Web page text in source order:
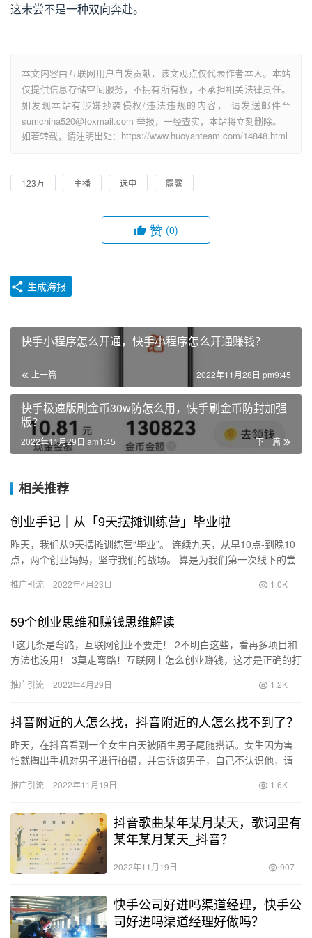
这未尝不是一种双向奔赴。
本文内容由互联网用户自发贡献，该文观点仅代表作者本人。本站
仅提供信息存储空间服务，不拥有所有权，不承担相关法律责任。
如发现本站有涉嫌抄袭侵权/违法违规的内容， 请发送邮件至
sumchina520@foxmail.com 举报，一经查实，本站将立刻删除。
如若转载，请注明出处：https://www.huoyanteam.com/14848.html
123万 主播 选中 露露
赞 (0)
生成海报
快手小程序怎么开通，快手小程序怎么开通赚钱？
上一篇 2022年11月28日 pm9:45
快手极速版刷金币30w防怎么用，快手刷金币防封加强
版？
下一篇
2022年11月29日 am1:45
相关推荐
创业手记｜从「9天摆摊训练营」毕业啦
昨天，我们从9天摆摊训练营“毕业”。 连续九天，从早10点-到晚10
点，两个创业妈妈，坚守我们的战场。 算是为我们第一次线下的尝
推广引流 2022年4月23日 1.0K
59个创业思维和赚钱思维解读
1这几条是弯路，互联网创业不要走！ 2不明白这些，看再多项目和
方法也没用！ 3莫走弯路！互联网上怎么创业赚钱，这才是正确的打
推广引流 2022年4月29日 1.2K
抖音附近的人怎么找，抖音附近的人怎么找不到了？
昨天，在抖音看到一个女生白天被陌生男子尾随搭话。女生因为害
怕就掏出手机对男子进行拍摄，并告诉该男子，自己不认识他，请
了。听…
推广引流 2022年11月19日 1.6K
抖音歌曲某年某月某天，歌词里有
某年某月某天_抖音？
2022年11月19日 907
快手公司好进吗渠道经理，快手公
司好进吗渠道经理好做吗？